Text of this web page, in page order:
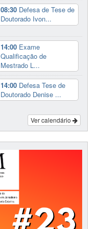
08:30 Defesa de Tese de
Doutorado Ivon...
14:00 Exame
Qualificação de
Mestrado L...
14:00 Defesa Tese de
Doutorado Denise ...
Ver calendário